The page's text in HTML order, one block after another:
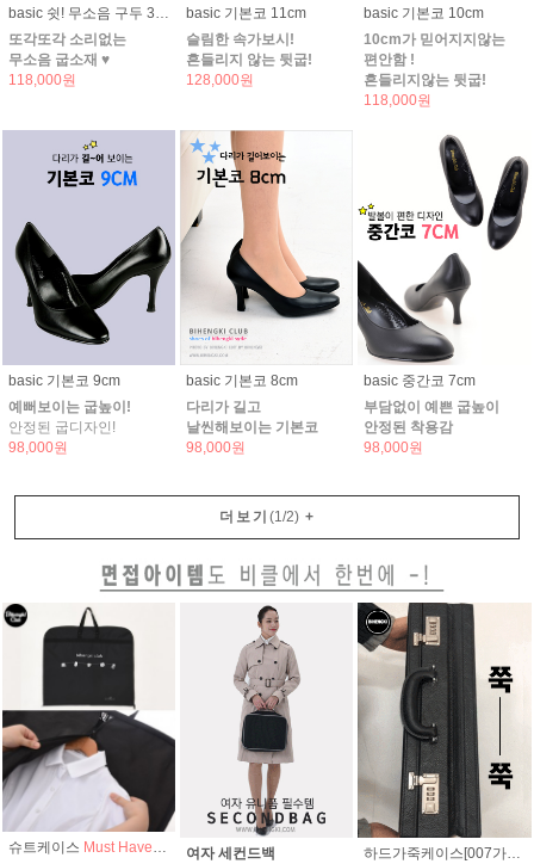
basic 쉿! 무소음 구두 3CM (펌프스)
또각또각 소리없는
무소음 굽소재 ♥
118,000원
basic 기본코 11cm
슬림한 속가보시!
흔들리지 않는 뒷굽!
128,000원
basic 기본코 10cm
10cm가 믿어지지않는
편안함 !
흔들리지않는 뒷굽!
118,000원
basic 기본코 9cm
예뻐보이는 굽높이!
안정된 굽디자인!
98,000원
basic 기본코 8cm
다리가 길고
날씬해보이는 기본코
98,000원
basic 중간코 7cm
부담없이 예쁜 굽높이
안정된 착용감
98,000원
더보기 (1/2)+
슈트케이스 Must Have It!!
여자 세컨드백
하드가죽케이스[007가방/늘림기능]